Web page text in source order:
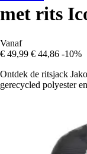
met rits
Vanaf
€ 49,99 € 44,86 -10%
Ontdek de ritsjack
gerecycled polyester